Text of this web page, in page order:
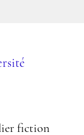
fiction